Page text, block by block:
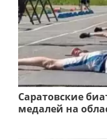
Саратовские
медалей на